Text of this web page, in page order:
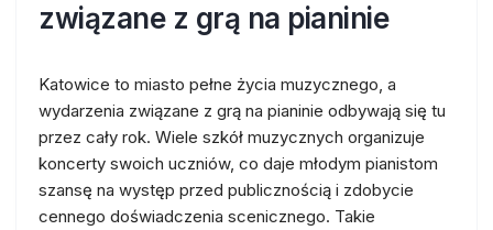
związane z grą na pianinie
Katowice to miasto pełne życia muzycznego, a
wydarzenia związane z grą na pianinie odbywają się tu
przez cały rok. Wiele szkół muzycznych organizuje
koncerty swoich uczniów, co daje młodym pianistom
szansę na występ przed publicznością i zdobycie
cennego doświadczenia scenicznego. Takie